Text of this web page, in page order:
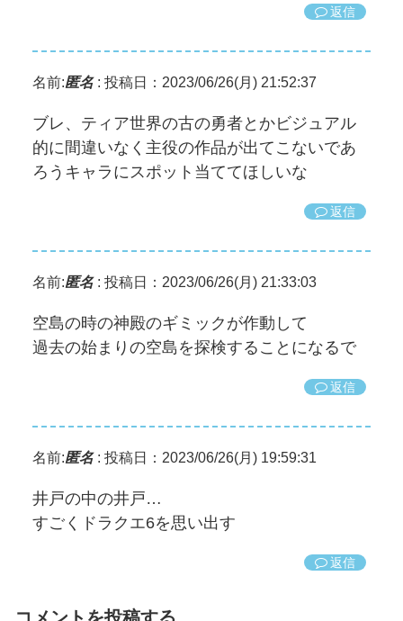
返信
名前:匿名: 投稿日：2023/06/26(月) 21:52:37
ブレ、ティア世界の古の勇者とかビジュアル
的に間違いなく主役の作品が出てこないであ
ろうキャラにスポット当ててほしいな
返信
名前:匿名: 投稿日：2023/06/26(月) 21:33:03
空島の時の神殿のギミックが作動して
過去の始まりの空島を探検することになるで
返信
名前:匿名: 投稿日：2023/06/26(月) 19:59:31
井戸の中の井戸…
すごくドラクエ6を思い出す
返信